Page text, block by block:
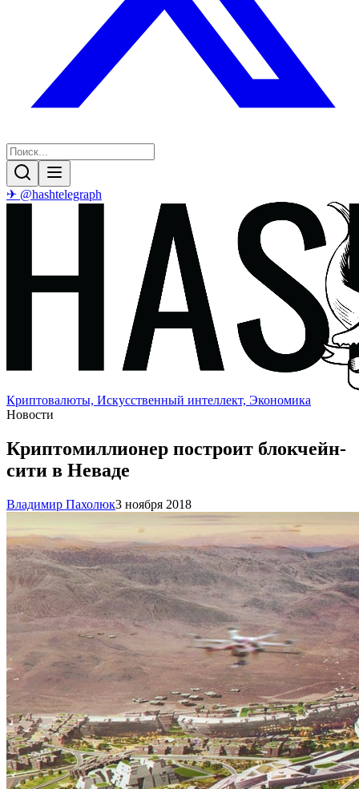
✈ @hashtelegraph
Криптовалюты, Искусственный интеллект, Экономика
Новости
Криптомиллионер построит блокчейн-
сити в Неваде
Владимир Пахолюк3 ноября 2018